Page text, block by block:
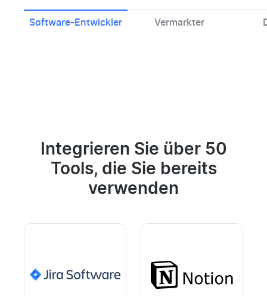
Software-Entwickler Vermarkter
Integrieren Sie über 50
Tools, die Sie bereits
verwenden